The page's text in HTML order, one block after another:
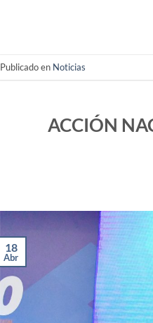
Publicado en Noticias
ACCIÓN
18
Abr